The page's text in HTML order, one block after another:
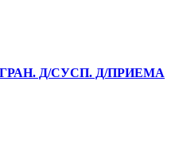
Д/СУСП. Д/ПРИЕМА